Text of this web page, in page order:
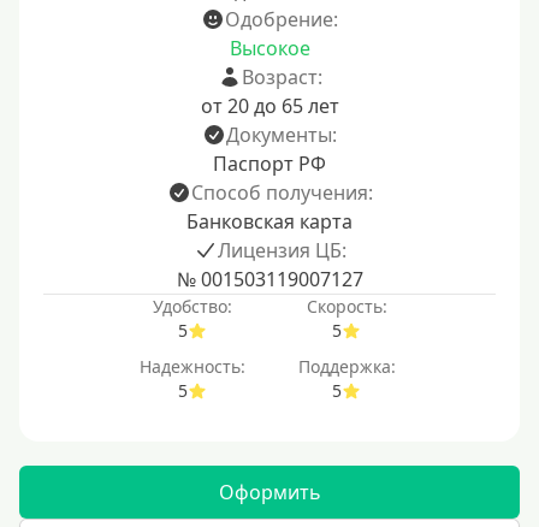
Одобрение:
Высокое
Возраст:
от 20 до 65 лет
Документы:
Паспорт РФ
Способ получения:
Банковская карта
Лицензия ЦБ:
№ 001503119007127
Удобство:
5
Скорость:
5
Надежность:
5
Поддержка:
5
Оформить